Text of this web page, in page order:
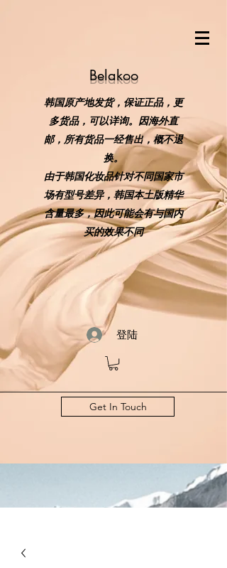
Belakoo
韩国原产地发货，保证正品，更
多货品，可以详询。因海外直
邮，所有货品一经售出，概不退
换。
​由于韩国化妆品针对不同国家市
场有型号差异，韩国本土版精华
含量最多，因此可能会有与国内
买的效果不同
登陆
Get In Touch